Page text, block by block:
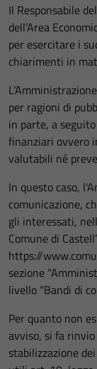
Il Responsabile
dell’Area
per esercitare i
chiarimenti in
per ragioni di
in parte, a
finanziari ovvero
valutabili né
In questo caso,
comunicazione,
gli interessati,
Comune di
https://
sezione
livello “Bandi di
Per quanto non
avviso, si fa
stabilizzazione